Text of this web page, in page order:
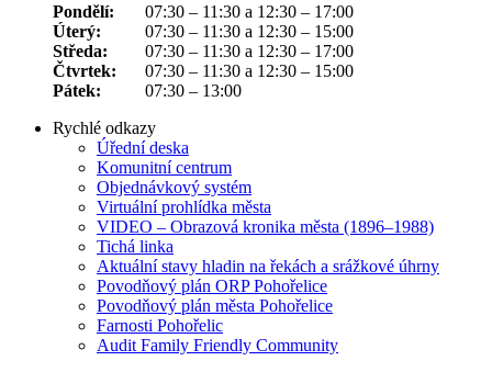
Pondělí:
07:30 – 11:30 a 12:30 – 17:00
Úterý:
07:30 – 11:30 a 12:30 – 15:00
Středa:
07:30 – 11:30 a 12:30 – 17:00
Čtvrtek:
07:30 – 11:30 a 12:30 – 15:00
Pátek:
07:30 – 13:00
Rychlé odkazy
Úřední deska
Komunitní centrum
Objednávkový systém
Virtuální prohlídka města
VIDEO – Obrazová kronika města (1896–1988)
Tichá linka
Aktuální stavy hladin na řekách a srážkové úhrny
Povodňový plán ORP Pohořelice
Povodňový plán města Pohořelice
Farnosti Pohořelic
Audit Family Friendly Community